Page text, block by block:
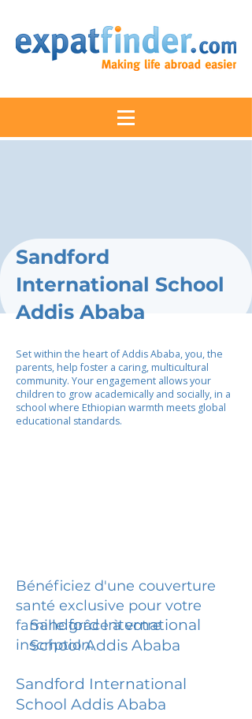
Sandford
International School
Addis Ababa
Set within the heart of Addis Ababa, you, the
parents, help foster a caring, multicultural
community. Your engagement allows your
children to grow academically and socially, in a
school where Ethiopian warmth meets global
educational standards.
Bénéficiez d'une couverture
santé exclusive pour votre
famille grâce à votre
inscription.
Sandford International
School Addis Ababa
Sandford International
School Addis Ababa